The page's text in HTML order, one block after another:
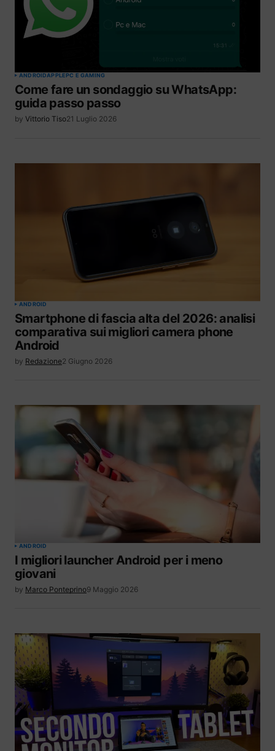
ANDROIDAPPLEPC E GAMING
Come fare un sondaggio su WhatsApp:
guida passo passo
by Vittorio Tiso21 Luglio 2026
ANDROID
Smartphone di fascia alta del 2026: analisi
comparativa sui migliori camera phone
Android
by Redazione2 Giugno 2026
ANDROID
I migliori launcher Android per i meno
giovani
by Marco Ponteprino9 Maggio 2026